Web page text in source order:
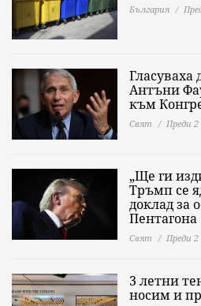
България
Гласуваха
Антъни
към
Свят Преди 2
„Ще ги
Тръмп се
доклад за
Пентагона
Свят Преди 2
3 летни
носим и